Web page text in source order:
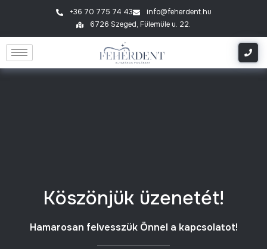
+36 70 775 74 43
info@feherdent.hu
6726 Szeged, Fülemüle u. 22.
Köszönjük üzenetét!
Hamarosan felvesszük Önnel a kapcsolatot!